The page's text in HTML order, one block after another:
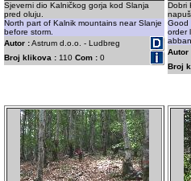
Sjeverni dio Kalničkog gorja kod Slanja
pred oluju.
North part of Kalnik mountains near Slanje
before storm.
Autor :Astrum d.o.o. - Ludbreg
Broj klikova : 110 Com : 0
Dobri
Good
order
Autor
Broj